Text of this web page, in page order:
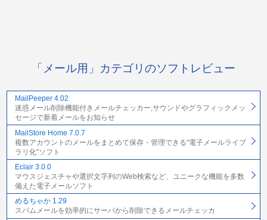
「メール用」カテゴリのソフトレビュー
MailPeeper 4.02
迷惑メール削除機能付きメールチェッカー,サウンドやグラフィックメッ
セージで新着メールをお知らせ
MailStore Home 7.0.7
複数アカウントのメールをまとめて保存・管理できる“電子メールライブ
ラリ化”ソフト
Eclair 3.0.0
マウスジェスチャや選択文字列のWeb検索など、ユニークな機能を多数
備えた電子メールソフト
めるちゃか 1.29
スパムメールを効率的にサーバから削除できるメールチェッカ